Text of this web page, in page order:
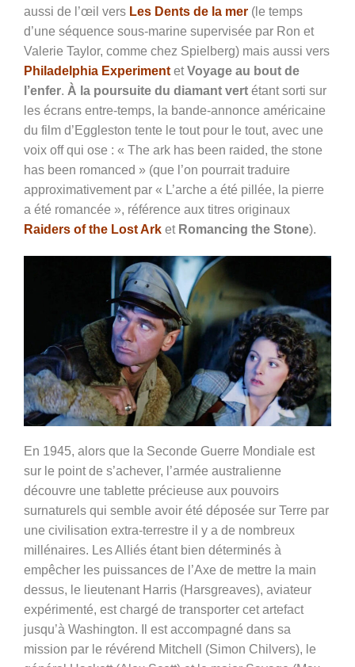
aussi de l’œil vers Les Dents de la mer (le temps
d’une séquence sous-marine supervisée par Ron et
Valerie Taylor, comme chez Spielberg) mais aussi vers
Philadelphia Experiment etVoyage au bout de
l’enfer. À la poursuite du diamant vert étant sorti sur
les écrans entre-temps, la bande-annonce américaine
du film d’Eggleston tente le tout pour le tout, avec une
voix off qui ose : « The ark has been raided, the stone
has been romanced » (que l’on pourrait traduire
approximativement par « L’arche a été pillée, la pierre
a été romancée », référence aux titres originaux
Raiders of the Lost Ark et Romancing the Stone).
En 1945, alors que la Seconde Guerre Mondiale est
sur le point de s’achever, l’armée australienne
découvre une tablette précieuse aux pouvoirs
surnaturels qui semble avoir été déposée sur Terre par
une civilisation extra-terrestre il y a de nombreux
millénaires. Les Alliés étant bien déterminés à
empêcher les puissances de l’Axe de mettre la main
dessus, le lieutenant Harris (Harsgreaves), aviateur
expérimenté, est chargé de transporter cet artefact
jusqu’à Washington. Il est accompagné dans sa
mission par l e révérend Mitchell (Simon Chilvers), le